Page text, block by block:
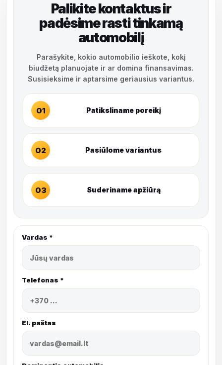
Palikite kontaktus ir
padėsime rasti tinkamą
automobilį
Parašykite, kokio automobilio ieškote, kokį
biudžetą planuojate ir ar domina finansavimas.
Susisieksime ir aptarsime geriausius variantus.
01 Patiksliname poreikį
02 Pasiūlome variantus
03 Suderiname apžiūrą
Vardas *
Telefonas *
El. paštas